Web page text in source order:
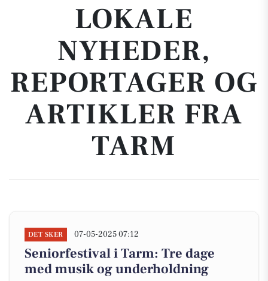
LOKALE
NYHEDER,
REPORTAGER OG
ARTIKLER FRA
TARM
DET SKER 07-05-2025 07:12
Seniorfestival i Tarm: Tre dage
med musik og underholdning